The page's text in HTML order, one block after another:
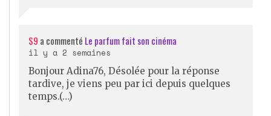
S9 a commenté Le parfum fait son cinéma
il y a 2 semaines
Bonjour Adina76, Désolée pour la réponse
tardive, je viens peu par ici depuis quelques
temps.(…)